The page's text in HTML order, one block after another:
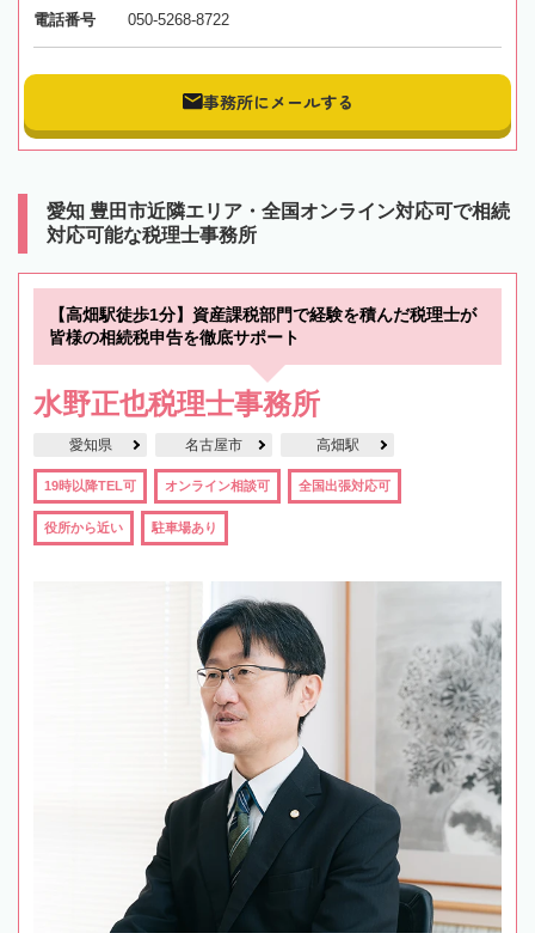
電話番号 050-5268-8722
事務所にメールする
愛知 豊田市近隣エリア・全国オンライン対応可で相続
対応可能な税理士事務所
【高畑駅徒歩1分】資産課税部門で経験を積んだ税理士が
皆様の相続税申告を徹底サポート
水野正也税理士事務所
愛知県 名古屋市 高畑駅
19時以降TEL可 オンライン相談可 全国出張対応可
役所から近い 駐車場あり